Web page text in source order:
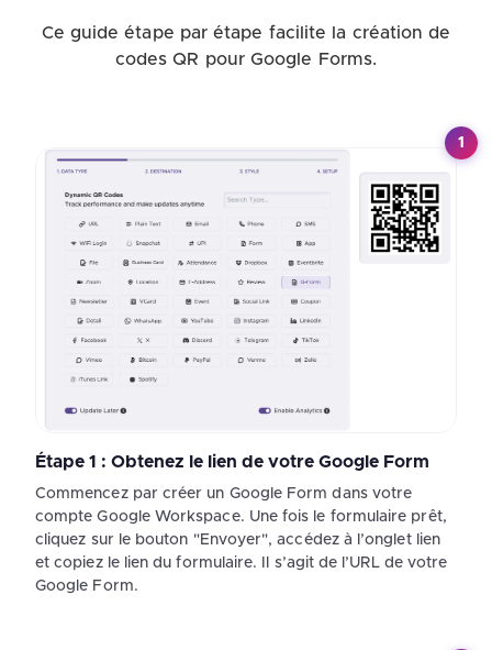
Ce guide étape par étape facilite la création de
codes QR pour Google Forms.
1
Étape 1 : Obtenez le lien de votre Google Form
Commencez par créer un Google Form dans votre
compte Google Workspace. Une fois le formulaire prêt,
cliquez sur le bouton "Envoyer", accédez à l’onglet lien
et copiez le lien du formulaire. Il s’agit de l’URL de votre
Google Form.